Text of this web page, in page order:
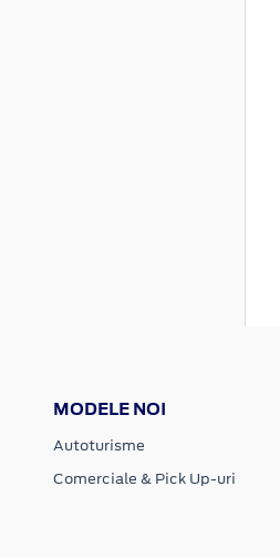
MODELE NOI
Autoturisme
Comerciale & Pick Up-uri